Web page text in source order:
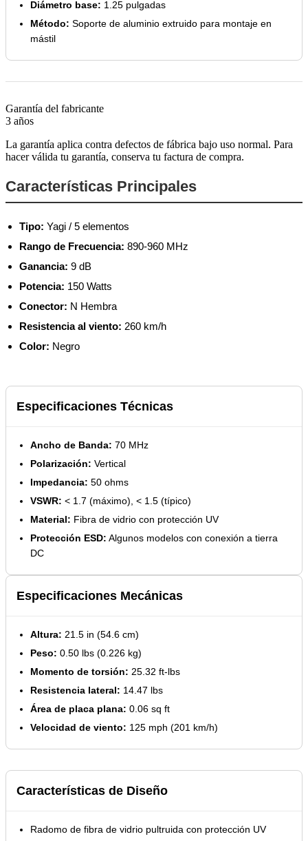
Diámetro base: 1.25 pulgadas
Método: Soporte de aluminio extruido para montaje en
mástil
Garantía del fabricante
3 años
La garantía aplica contra defectos de fábrica bajo uso normal. Para
hacer válida tu garantía, conserva tu factura de compra.
Características Principales
Tipo: Yagi / 5 elementos
Rango de Frecuencia: 890-960 MHz
Ganancia: 9 dB
Potencia: 150 Watts
Conector: N Hembra
Resistencia al viento: 260 km/h
Color: Negro
Especificaciones Técnicas
Ancho de Banda: 70 MHz
Polarización: Vertical
Impedancia: 50 ohms
VSWR: < 1.7 (máximo), < 1.5 (típico)
Material: Fibra de vidrio con protección UV
Protección ESD: Algunos modelos con conexión a tierra
DC
Especificaciones Mecánicas
Altura: 21.5 in (54.6 cm)
Peso: 0.50 lbs (0.226 kg)
Momento de torsión: 25.32 ft-lbs
Resistencia lateral: 14.47 lbs
Área de placa plana: 0.06 sq ft
Velocidad de viento: 125 mph (201 km/h)
Características de Diseño
Radomo de fibra de vidrio pultruida con protección UV